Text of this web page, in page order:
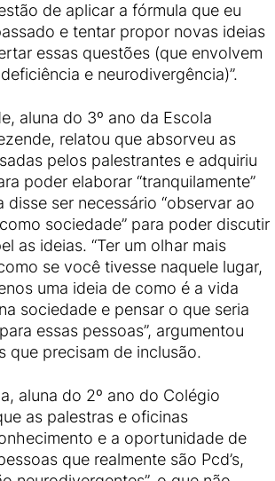
de aplicar a fórmula que eu
e tentar propor novas ideias
essas questões (que envolvem
e neurodivergência)”.
aluna do 3º ano da Escola
relatou que absorveu as
pelos palestrantes e adquiriu
poder elaborar “tranquilamente”
disse ser necessário “observar ao
sociedade” para poder discutir
as ideias. “Ter um olhar mais
se você tivesse naquele lugar,
uma ideia de como é a vida
sociedade e pensar o que seria
essas pessoas”, argumentou
que precisam de inclusão.
aluna do 2º ano do Colégio
as palestras e oficinas
e a oportunidade de
que realmente são Pcd’s,